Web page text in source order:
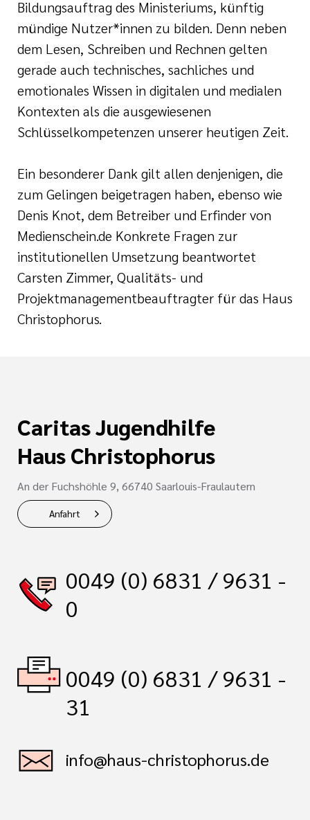
Bildungsauftrag des Ministeriums, künftig
mündige Nutzer*innen zu bilden. Denn neben
dem Lesen, Schreiben und Rechnen gelten
gerade auch technisches, sachliches und
emotionales Wissen in digitalen und medialen
Kontexten als die ausgewiesenen
Schlüsselkompetenzen unserer heutigen Zeit.
Ein besonderer Dank gilt allen denjenigen, die
zum Gelingen beigetragen haben, ebenso wie
Denis Knot, dem Betreiber und Erfinder von
Medienschein.de Konkrete Fragen zur
institutionellen Umsetzung beantwortet
Carsten Zimmer, Qualitäts- und
Projektmanagementbeauftragter für das Haus
Christophorus.
Caritas Jugendhilfe
Haus Christophorus
An der Fuchshöhle 9, 66740 Saarlouis-Fraulautern
Anfahrt
0049 (0) 6831 / 9631 -
0
0049 (0) 6831 / 9631 -
31
info@haus-christophorus.de